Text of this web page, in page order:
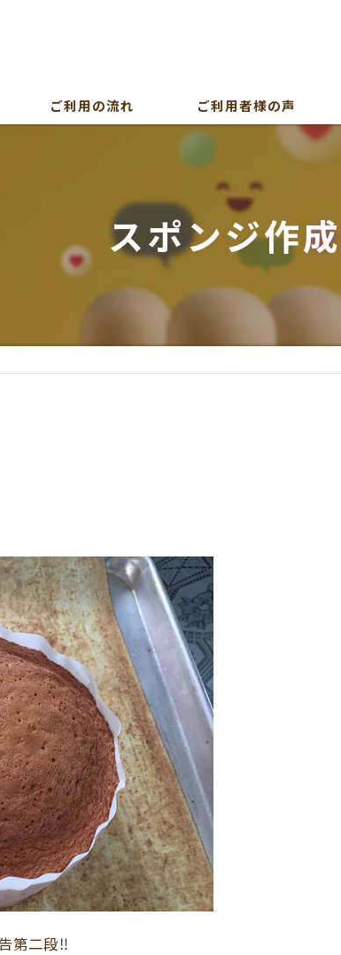
ご利用の流れ ご利用者様の声
スポンジ作成
第二段‼